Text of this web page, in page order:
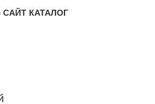
КАТАЛОГ